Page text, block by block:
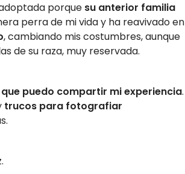
porque su anterior familia
perra de mi vida y ha reavivado en
, cambiando mis costumbres, aunque
de su raza, muy reservada.
puedo compartir mi experiencia.
trucos para fotografiar